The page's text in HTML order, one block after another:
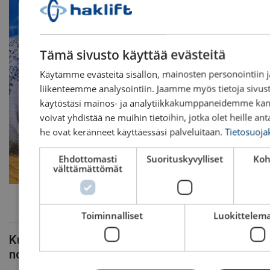
Kuormituskokeet ja standardien
noudattaminen
Tämä sivusto käyttää evästeitä
Käytämme evästeitä sisällön, mainosten personointiin
liikenteemme analysointiin. Jaamme myös tietoja
käytöstäsi mainos- ja analytiikkakumppaneidemme
voivat yhdistää ne muihin tietoihin, jotka olet heille
he ovat keränneet käyttäessäsi palveluitaan.
Ehdottomasti
välttämättömät
Suorituskyvylliset
Toiminnalliset